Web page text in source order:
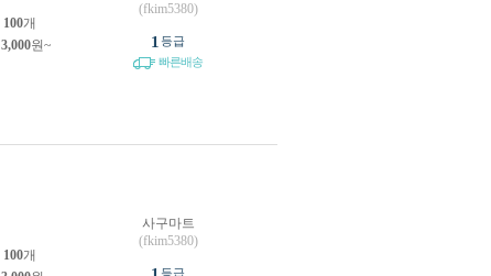
100개
3,000원~
(fkim5380)
1 등급
빠른배송
100개
사구마트
(fkim5380)
등급